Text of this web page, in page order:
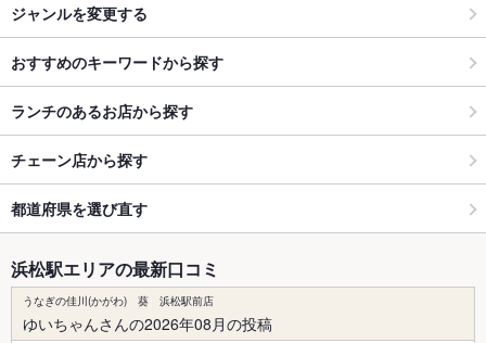
ジャンルを変更する
おすすめのキーワードから探す
ランチのあるお店から探す
チェーン店から探す
都道府県を選び直す
浜松駅エリアの最新口コミ
うなぎの佳川(かがわ) 葵 浜松駅前店
ゆいちゃんさんの2026年08月の投稿